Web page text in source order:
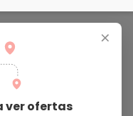
+
ver ofertas